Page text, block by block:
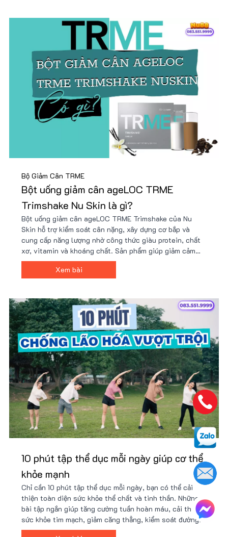
Bộ Giảm Cân TRME
Bột uống giảm cân ageLOC TRME
Trimshake Nu Skin là gì?
Bột uống giảm cân ageLOC TRME Trimshake của Nu
Skin hỗ trợ kiểm soát cân nặng, xây dựng cơ bắp và
cung cấp năng lượng nhờ công thức giàu protein, chất
xơ, vitamin và khoáng chất. Sản phẩm giúp giảm cảm
giác thèm ăn, tăng cường trao đổi chất và phù hợp với
người bận rộn hoặc tập luyện. Giá tốt tại Nu88!
Xem bài
10 phút tập thể dục mỗi ngày giúp cơ thể
khỏe mạnh
Chỉ cần 10 phút tập thể dục mỗi ngày, bạn có thể cải
thiện toàn diện sức khỏe thể chất và tinh thần. Những
bài tập ngắn giúp tăng cường tuần hoàn máu, cải thiện
sức khỏe tim mạch, giảm căng thẳng, kiểm soát đường
huyết, hỗ trợ giảm cân, tăng cường hệ miễn dịch và